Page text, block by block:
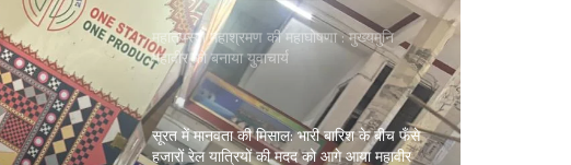
सूरत में मानवता की मिसाल: भारी बारिश के बीच फँसे
हजारों रेल यात्रियों की मदद को आगे आया महावीर
इंटरनेशनल
आत्मा पर लगे दाग धोने का सुनहरा अवसर है
चातुर्मास : साध्वी मोक्षांजना श्रीजी